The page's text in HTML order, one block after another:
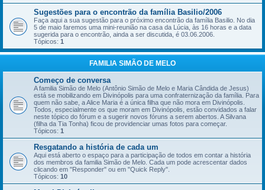
Sugestões para o encontrão da família Basilio/2006
Faça aqui a sua sugestão para o próximo encontrão da família Basilio. No dia
5 de maio faremos uma mini-reunião na casa da Lúcia, às 16 horas e a data
sugerida para o encontrão, ainda a ser discutida, é 03.06.2006.
Tópicos: 1
FAMILIA SIMÃO DE MELO
Começo de conversa
A familia Simão de Melo (Antônio Simão de Melo e Maria Cândida de Jesus)
está se mobilizando em Divinópolis para uma confraternização da família. Para
quem não sabe, a Alice Maria é a única filha que não mora em Divinópolis.
Todos, especialmente os que moram em Divinópolis, estão convidados a falar
neste tópico do fórum e a sugerir novos fóruns a serem abertos. A Silvana
(filha da Tia Tonha) ficou de providenciar umas fotos para começar.
Tópicos: 1
Resgatando a história de cada um
Aqui está aberto o espaço para a participação de todos em contar a história
dos membros da familia Simão de Melo. Cada um pode acrescentar dados
clicando em "Responder" ou em "Quick Reply".
Tópicos: 10